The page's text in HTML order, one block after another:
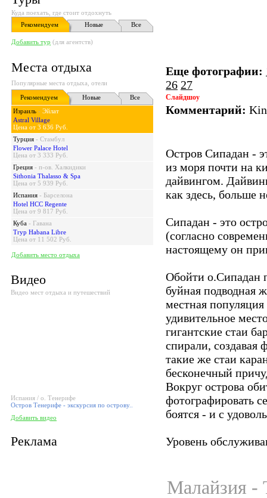
Куда поехать, где стоит отдохнуть
Рекомендуем
Новые Все
Добавить тур (для агентств)
Места отдыха
Популярные места отдыха, отели
Рекомендуем
Новые
Все
Израиль - Эйлат
Astral Village
Цена от 3 636 Руб.
Турция - Стамбул
Flower Palace Hotel
Цена от 3 333 Руб.
Греция - п-ов. Халкидики
Sithonia Thalasso & Spa
Цена от 5 939 Руб.
Испания - Барселона
Hotel HCC Regente
Цена от 9 817 Руб.
Куба - Гавана
Tryp Habana Libre
Цена от 11 502 Руб.
Добавить место отдыха
Видео
Видео мест отдыха и путешествий
Испания / о. Тенерифе
Остров Тенерифе - экскурсия по острову..
Добавить видео
Реклама
Еще фотографии:
26 27
Слайдшоу
Комментарий:
Остров Сипадан -
из моря почти на
дайвингом.
как здесь, больше
Сипадан - это
(согласно
настоящему он
Обойти о.Сипадан
буйная подводная
местная
удивительное
гигантские стаи
спирали, создавая
такие же стаи
бесконечный
Вокруг острова
фотографировать
боятся - и с
Уровень
Малайзия -